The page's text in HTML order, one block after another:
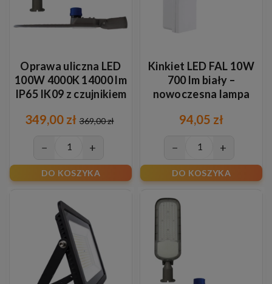
Oprawa uliczna LED
100W 4000K 14000 lm
IP65 IK09 z czujnikiem
349,00 zł 369,00 zł
− +
DO KOSZYKA
Kinkiet LED FAL 10W
700 lm biały –
nowoczesna lampa
4000K
94,05 zł
− +
DO KOSZYKA